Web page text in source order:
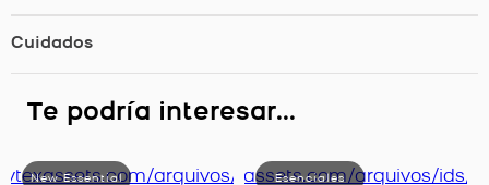
Cuidados
Te podría interesar...